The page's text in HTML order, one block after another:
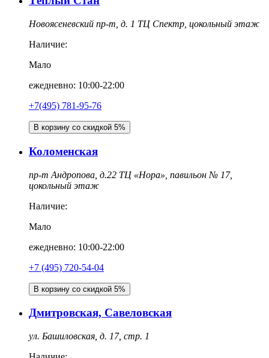
Новоясеневский пр-т, д. 1 ТЦ Спектр, цокольный этаж
Наличие:
Мало
ежедневно: 10:00-22:00
+7(495) 781-95-76
В корзину со скидкой 5%
Коломенская
пр-т Андропова, д.22 ТЦ «Нора», павильон № 17,
цокольный этаж
Наличие:
Мало
ежедневно: 10:00-22:00
‎+7 (495) 720-54-04
В корзину со скидкой 5%
Дмитровская, Савеловская
ул. Башиловская, д. 17, стр. 1